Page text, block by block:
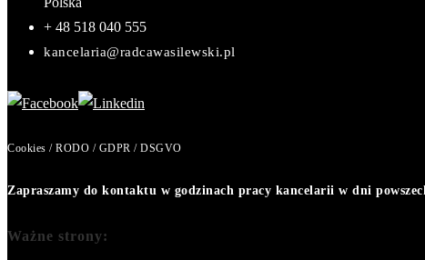
+ 48 518 040 555
kancelaria@radcawasilewski.pl
Cookies / RODO / GDPR / DSGVO
Zapraszamy do kontaktu w godzinach pracy kancelarii w dni
Ważne strony: